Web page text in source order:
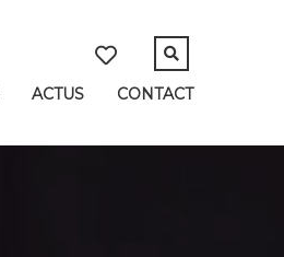
ACTUS CONTACT